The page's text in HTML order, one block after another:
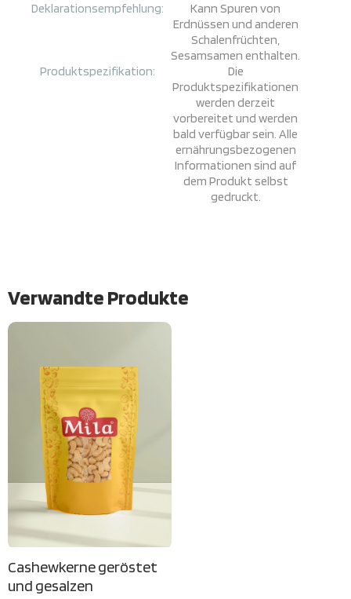
Deklarationsempfehlung:
Kann Spuren von
Erdnüssen und anderen
Schalenfrüchten,
Sesamsamen enthalten.
Produktspezifikation:
Die
Produktspezifikationen
werden derzeit
vorbereitet und werden
bald verfügbar sein. Alle
ernährungsbezogenen
Informationen sind auf
dem Produkt selbst
gedruckt.
Verwandte Produkte
Cashewkerne geröstet
und gesalzen